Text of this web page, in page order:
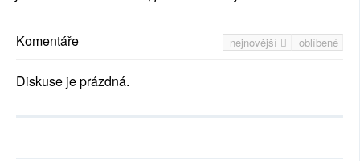
nejnovější oblíbené
Komentáře
Diskuse je prázdná.